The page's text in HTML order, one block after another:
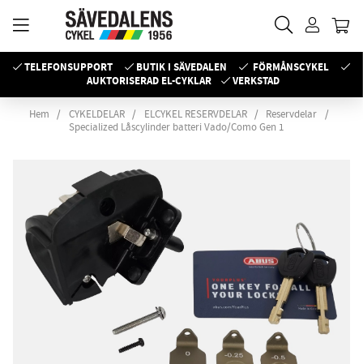
TELEFONSUPPORT BUTIK I SÄVEDALEN
FÖRMÅNSCYKEL
AUKTORISERAD EL-CYKLAR
VERKSTAD
Hem CYKELDELAR ELCYKEL RESERVDELAR
Reservdelar
Specialized Låscylinder batteri Vado/Como Gen 1